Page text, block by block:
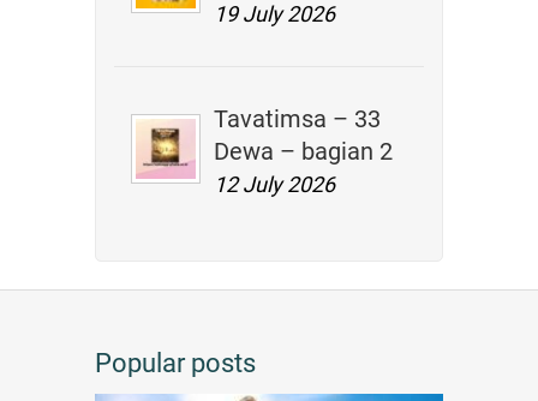
19 July 2026
Tavatimsa – 33
Dewa – bagian 2
12 July 2026
Popular posts